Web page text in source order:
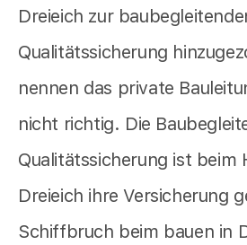
Dreieich zur
Qualitätssicherung
nennen das private
nicht richtig. Die
Qualitätssicherung ist beim
Dreieich ihre Versicherung
Schiffbruch beim bauen in